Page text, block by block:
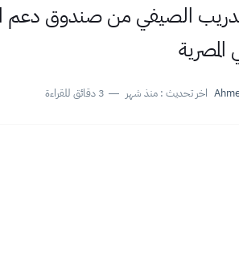
الصيفي من صندوق دعم
المصرية
اخر تحديث : منذ شهر 3 دقائق للقراءة